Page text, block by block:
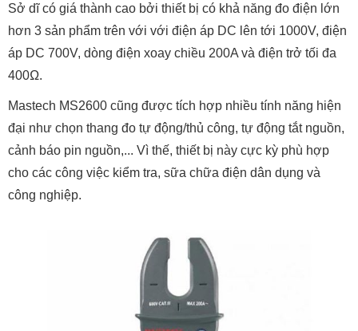
Sở dĩ có giá thành cao bởi thiết bị có khả năng đo điện lớn
hơn 3 sản phẩm trên với với điện áp DC lên tới 1000V, điện
áp DC 700V, dòng điện xoay chiều 200A và điện trở tối đa
400Ω.
Mastech MS2600 cũng được tích hợp nhiều tính năng hiện
đại như chọn thang đo tự động/thủ công, tự động tắt nguồn,
cảnh báo pin nguồn,... Vì thế, thiết bị này cực kỳ phù hợp
cho các công việc kiểm tra, sữa chữa điện dân dụng và
công nghiệp.